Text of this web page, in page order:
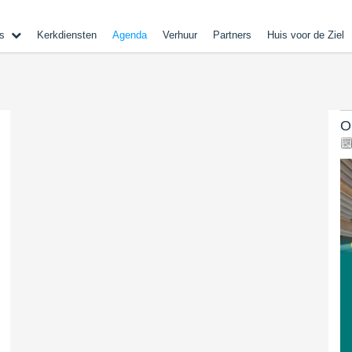
Kerkdiensten Agenda Verhuur Partners Huis voor de Ziel